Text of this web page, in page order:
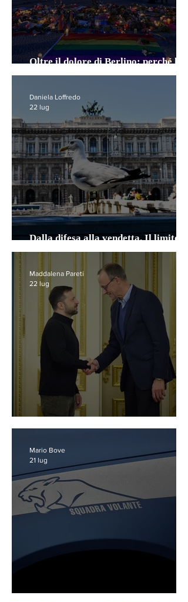
Oltre il dolore di Berlino: perché la
repressione non ci proteggerà
Dalla difesa alla vendetta. Il limite
invalicabile della legge
Daniela Loffredo
22 lug
Russi e tedeschi si incontrano a Baku
Maddalena Pareti
22 lug
Mario Bove
21 lug